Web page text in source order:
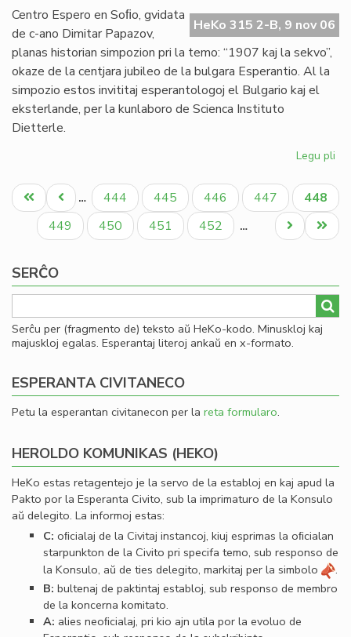
HeKo 315 2-B, 9 nov 06
Centro Espero en Soﬁo, gvidata
de c-ano Dimitar Papazov,
planas historian simpozion pri la temo: “1907 kaj la sekvo”,
okaze de la centjara jubileo de la bulgara Esperantio. Al la
simpozio estos invititaj esperantologoj el Bulgario kaj el
eksterlande, per la kunlaboro de Scienca Instituto
Dietterle.
Legu pli
de
la
Pagination
Unua
paĝo
Antaŭa
paĝo
… Paĝo
444 Paĝo
445 Paĝo
446 Paĝo
447
Aktuala
paĝo
448
Paĝo
449 Paĝo
450 Paĝo
451 Paĝo
452 …
Last
page
Next
page
SERĈO
Serĉu per (fragmento de) teksto aŭ HeKo-kodo. Minuskloj kaj
majuskloj egalas. Esperantaj literoj ankaŭ en x-formato.
ESPERANTA CIVITANECO
Petu la esperantan civitanecon per la reta formularo.
HEROLDO KOMUNIKAS (HEKO)
HeKo estas retagentejo je la servo de la establoj en kaj apud la
Pakto por la Esperanta Civito, sub la imprimaturo de la Konsulo
aŭ delegito. La informoj estas:
C: oﬁcialaj de la Civitaj instancoj, kiuj esprimas la oﬁcialan
starpunkton de la Civito pri specifa temo, sub responso de
la Konsulo, aŭ de ties delegito, markitaj per la simbolo
.
B: bultenaj de paktintaj establoj, sub responso de membro
de la koncerna komitato.
A: alies neoﬁcialaj, pri kio ajn utila por la evoluo de